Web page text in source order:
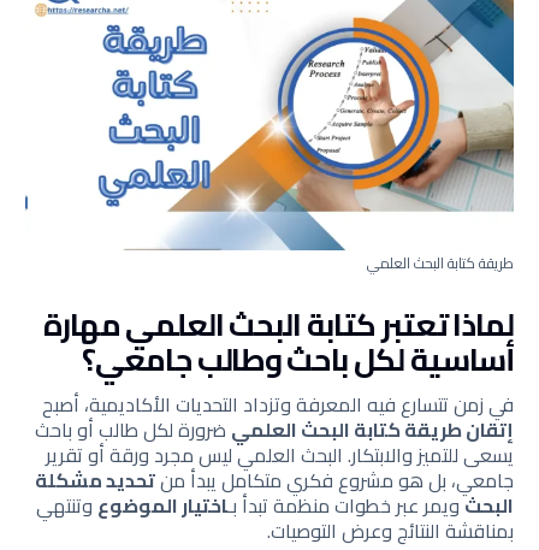
طريقة كتابة البحث العلمي
لماذا تعتبر كتابة البحث العلمي مهارة
أساسية لكل باحث وطالب جامعي؟
في زمن تتسارع فيه المعرفة وتزداد التحديات الأكاديمية، أصبح
إتقان طريقة كتابة البحث العلميضرورة لكل طالب أو باحث
يسعى للتميز والابتكار. البحث العلمي ليس مجرد ورقة أو تقرير
جامعي، بل هو مشروع فكري متكامل يبدأ منتحديد مشكلة
البحثويمر عبر خطوات منظمة تبدأ بـ اختيار الموضوعوتنتهي
بمناقشة النتائج وعرض التوصيات.